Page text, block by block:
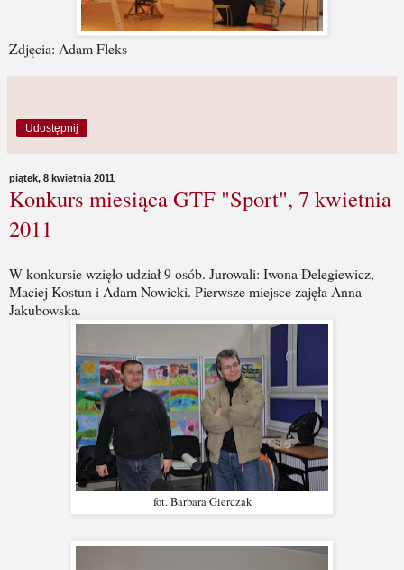
Zdjęcia: Adam Fleks
Udostępnij
piątek, 8 kwietnia 2011
Konkurs miesiąca GTF "Sport", 7 kwietnia
2011
W konkursie wzięło udział 9 osób. Jurowali: Iwona Delegiewicz,
Maciej Kostun i Adam Nowicki. Pierwsze miejsce zajęła Anna
Jakubowska.
fot. Barbara Gierczak